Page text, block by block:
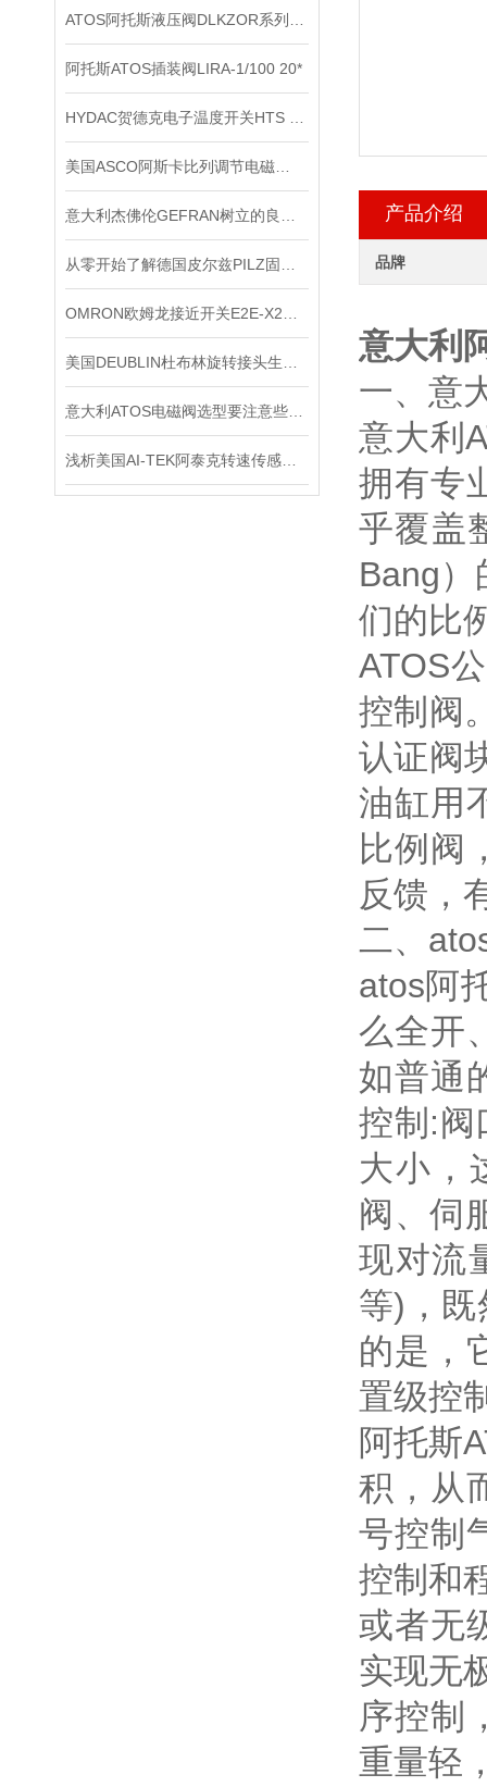
阿托斯ATOS插装阀LIRA-1/100 20*
产品介绍
品牌
意大利
一、意
意大利
拥有专
乎覆盖
Bang）
们的比
ATOS
控制阀
认证阀
油缸用
比例阀
反馈，
二、
atos阿
么全开
如普通
控制:阀
大小，
阀、伺
现对流
等)，
的是，
置级控
阿托斯
积，从
号控制
控制和
或者无
实现无
序控制
重量轻